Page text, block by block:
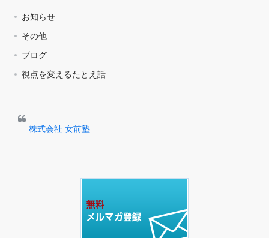
お知らせ
その他
ブログ
視点を変えるたとえ話
株式会社 女前塾